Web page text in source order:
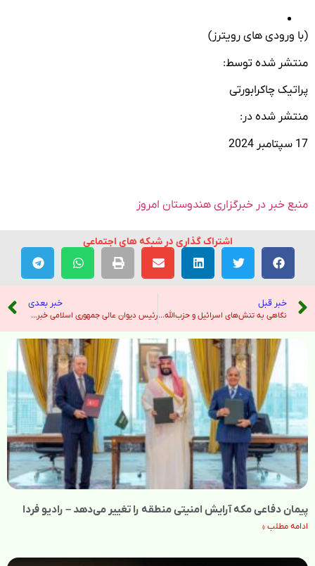
(با ورودی های رویترز)
منتشر شده توسط:
پراتیک چاکرابورتی
منتشر شده در:
17 سپتامبر 2024
منبع خبر در خبرگزاری هندوستان امروز
اشتراک گذاری در شبکه های اجتماعی
خبر قبل
نگاهی به تنش‌های اسرائیل و حزب‌الله و اینکه چگونه یک جنگ گسترده‌تر می‌تواند بر لبنان تأثیر بگذارد – نیویورک تایمز
خبر بعدی
رئیس دیوان عالی جمهوری اسلامی خبرنگار معترض به گشت ارشاد را به «برخورد» تهدید کرد – صدای آمریکا
پیمان دفاعی مکه آرایش امنیتی منطقه را تغییر می‌دهد – رادیو فردا
ادامه مطلب »